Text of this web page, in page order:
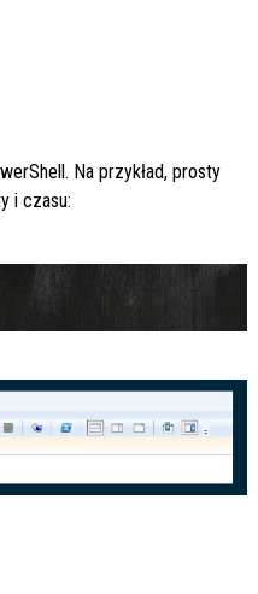
Na przykład, prosty
i czasu: